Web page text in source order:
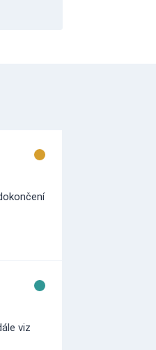
viz